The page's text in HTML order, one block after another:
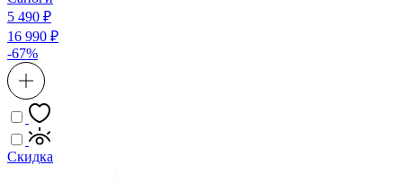
5 490 ₽
16 990 ₽
-67%
Скидка